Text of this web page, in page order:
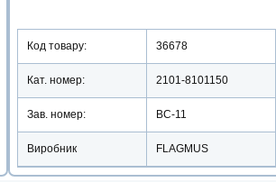
Код товару: 36678
Кат. номер: 2101-8101150
Зав. номер: ВС-11
Виробник FLAGMUS